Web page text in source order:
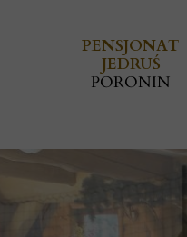
PENSJONAT
JEDRUŚ
PORONIN